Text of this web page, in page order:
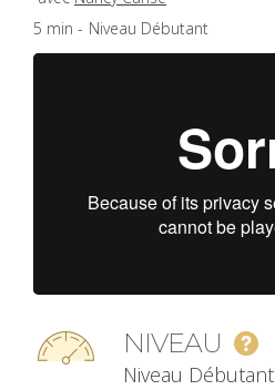
5 min - Niveau Débutant
NIVEAU
Niveau Débutant